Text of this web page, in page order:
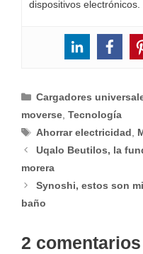
dispositivos electrónicos.
Categorías
Cargadores
moverse Tecnología
Etiquetas
Ahorrar electricidad
Uqalo Beutilos, la
morera
Synoshi, estos son
baño
2